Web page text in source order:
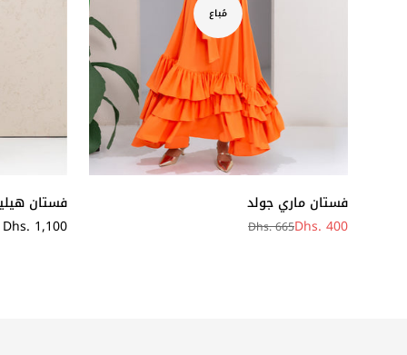
مُباع
فستان ماري جولد
سعر
Dhs. 400
سعر Dhs. 665
فستان
سعر
Dhs. 1,100